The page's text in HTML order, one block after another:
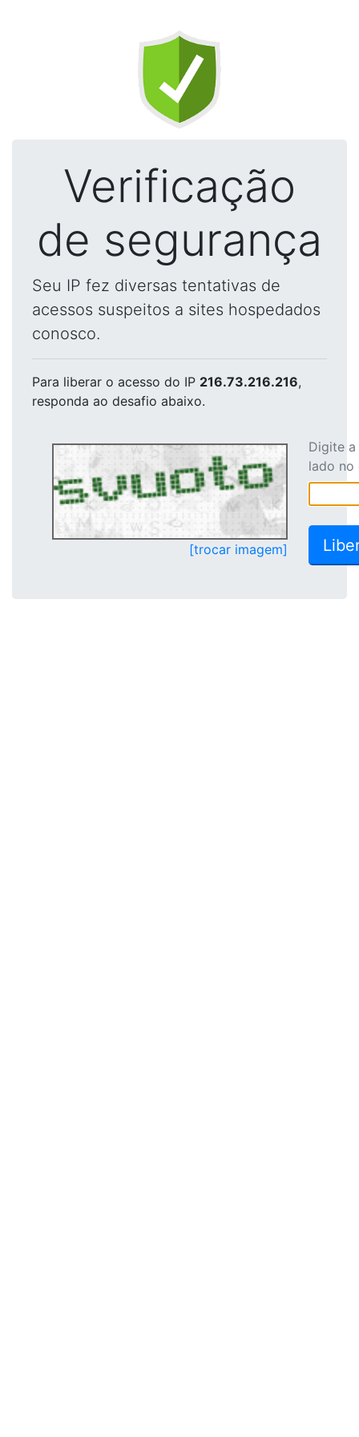
Verificação
de segurança
Seu IP fez diversas tentativas de
acessos suspeitos a sites hospedados
conosco.
Para liberar o acesso do IP 216.73.216.216,
responda ao desafio abaixo.
[trocar imagem]
Digite
lado no